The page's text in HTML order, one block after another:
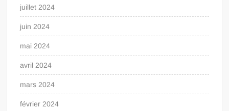
juillet 2024
juin 2024
mai 2024
avril 2024
mars 2024
février 2024